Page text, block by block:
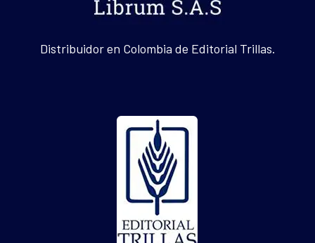
Distribuidor en Colombia de Editorial Trillas.